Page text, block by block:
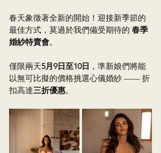
春天象徵著全新的開始！迎接新季節的
最佳方式，莫過於我們備受期待的 春季
婚紗特賣會。
僅限兩天5月9日至10日 ，準新娘們將能
以無可比擬的價格挑選心儀婚紗 —— 折
扣高達三折優惠。